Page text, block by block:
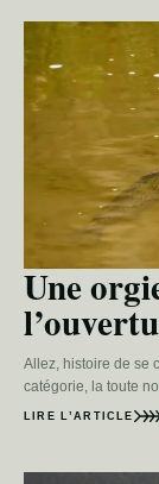
Une
Allez, histoire de se
catégorie, la toute
LIRE L’ARTICLE